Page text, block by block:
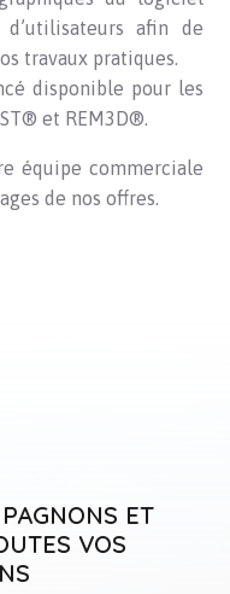
afin de
travaux pratiques.
disponible pour les
et REM3D®.
équipe commerciale
de nos offres.
ET
VOS